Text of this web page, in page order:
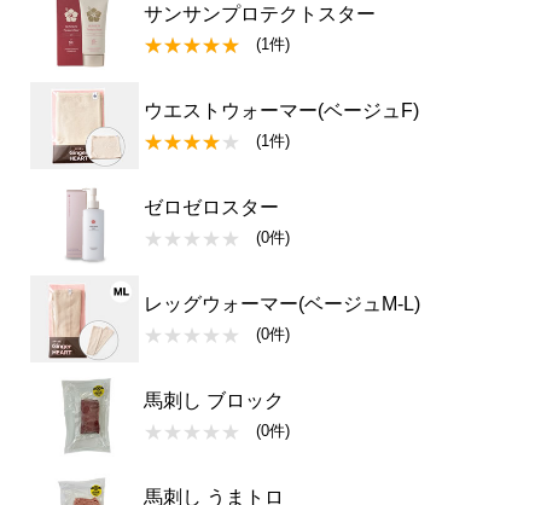
サンサンプロテクトスター
(1件)
ウエストウォーマー(ベージュF)
(1件)
ゼロゼロスター
(0件)
レッグウォーマー(ベージュM-L)
(0件)
馬刺し ブロック
(0件)
馬刺し うまトロ